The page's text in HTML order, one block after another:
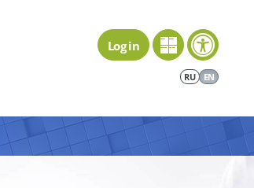
Log in
RU EN